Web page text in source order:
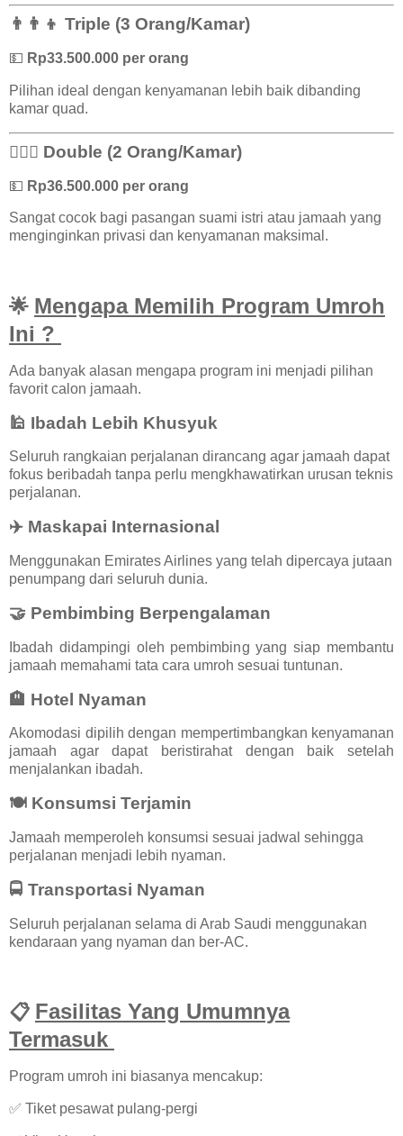
👨‍👨‍👦 Triple (3 Orang/Kamar)
💵 Rp33.500.000 per orang
Pilihan ideal dengan kenyamanan lebih baik dibanding
kamar quad.
👨‍❤️‍👨 Double (2 Orang/Kamar)
💵 Rp36.500.000 per orang
Sangat cocok bagi pasangan suami istri atau jamaah yang
menginginkan privasi dan kenyamanan maksimal.
🌟 Mengapa Memilih Program Umroh
Ini ?
Ada banyak alasan mengapa program ini menjadi pilihan
favorit calon jamaah.
🕌 Ibadah Lebih Khusyuk
Seluruh rangkaian perjalanan dirancang agar jamaah dapat
fokus beribadah tanpa perlu mengkhawatirkan urusan teknis
perjalanan.
✈️ Maskapai Internasional
Menggunakan Emirates Airlines yang telah dipercaya jutaan
penumpang dari seluruh dunia.
🤝 Pembimbing Berpengalaman
Ibadah didampingi oleh pembimbing yang siap membantu
jamaah memahami tata cara umroh sesuai tuntunan.
🏨 Hotel Nyaman
Akomodasi dipilih dengan mempertimbangkan kenyamanan
jamaah agar dapat beristirahat dengan baik setelah
menjalankan ibadah.
🍽️ Konsumsi Terjamin
Jamaah memperoleh konsumsi sesuai jadwal sehingga
perjalanan menjadi lebih nyaman.
🚍 Transportasi Nyaman
Seluruh perjalanan selama di Arab Saudi menggunakan
kendaraan yang nyaman dan ber-AC.
📋 Fasilitas Yang Umumnya
Termasuk
Program umroh ini biasanya mencakup:
✅ Tiket pesawat pulang-pergi